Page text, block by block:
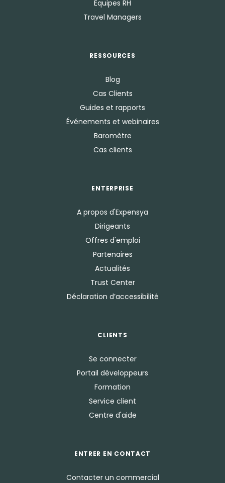
Equipes RH
Travel Managers
RESSOURCES
Blog
Cas Clients
Guides et rapports
Événements et webinaires
Baromètre
Cas clients
ENTERPRISE
A propos d'Expensya
Dirigeants
Offres d'emploi
Partenaires
Actualités
Trust Center
Déclaration d’accessibilité
CLIENTS
Se connecter
Portail développeurs
Formation
Service client
Centre d'aide
ENTRER EN CONTACT
Contacter un commercial